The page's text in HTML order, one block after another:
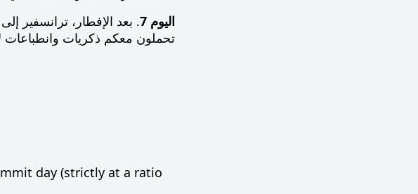
اليوم 7
. بعد الإفطار، ترانسفير
تحملون معكم ذكريات
day (strictly at a ratio